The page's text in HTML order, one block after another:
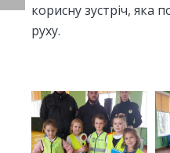
корисну зустріч,
руху.